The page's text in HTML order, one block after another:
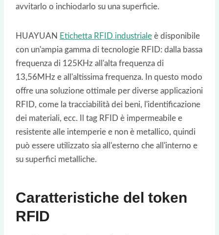
avvitarlo o inchiodarlo su una superficie.
HUAYUAN Etichetta RFID industriale è disponibile
con un'ampia gamma di tecnologie RFID: dalla bassa
frequenza di 125KHz all'alta frequenza di
13,56MHz e all'altissima frequenza. In questo modo
offre una soluzione ottimale per diverse applicazioni
RFID, come la tracciabilità dei beni, l'identificazione
dei materiali, ecc. Il tag RFID è impermeabile e
resistente alle intemperie e non è metallico, quindi
può essere utilizzato sia all'esterno che all'interno e
su superfici metalliche.
Caratteristiche del token
RFID